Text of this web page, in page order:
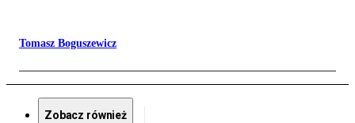
Tomasz Boguszewicz
Zobacz również